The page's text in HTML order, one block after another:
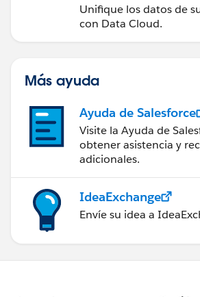
Unifique los datos de
con Data Cloud.
Más ayuda
Ayuda de Salesforce
Visite la Ayuda de
obtener asistencia y
adicionales.
IdeaExchange
Envíe su idea a